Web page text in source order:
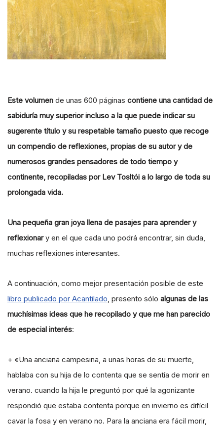
Este volumen de unas 600 páginas contiene una cantidad de
sabiduría muy superior incluso a la que puede indicar su
sugerente título y su respetable tamaño puesto que recoge
un compendio de reflexiones, propias de su autor y de
numerosos grandes pensadores de todo tiempo y
continente, recopiladas por Lev Tosltói a lo largo de toda su
prolongada vida.
Una pequeña gran joya llena de pasajes para aprender y
reflexionary en el que cada uno podrá encontrar, sin duda,
muchas reflexiones interesantes.
A continuación, como mejor presentación posible de este
libro publicado por Acantilado, presento sólo algunas de las
muchísimas ideas que he recopilado y que me han parecido
de especial interés:
+ «Una anciana campesina, a unas horas de su muerte,
hablaba con su hija de lo contenta que se sentía de morir en
verano. cuando la hija le preguntó por qué la agonizante
respondió que estaba contenta porque en invierno es difícil
cavar la fosa y en verano no. Para la anciana era fácil morir,